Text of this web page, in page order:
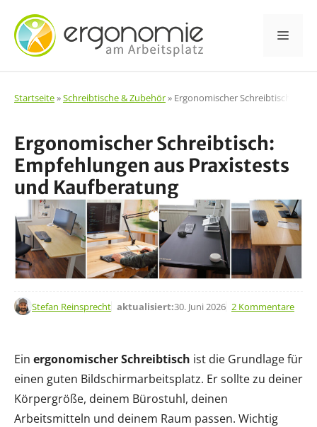
Inhalt
springen
Startseite»Schreibtische & Zubehör» Ergonomischer Schreibtisch:
Ergonomischer Schreibtisch:
Empfehlungen aus Praxistests
und Kaufberatung
Stefan Reinsprecht aktualisiert:30. Juni 2026
22. Juli 2021 2 Kommentare
Ein ergonomischer Schreibtisch ist die Grundlage für
einen guten Bildschirmarbeitsplatz. Er sollte zu deiner
Körpergröße, deinem Bürostuhl, deinen
Arbeitsmitteln und deinem Raum passen. Wichtig